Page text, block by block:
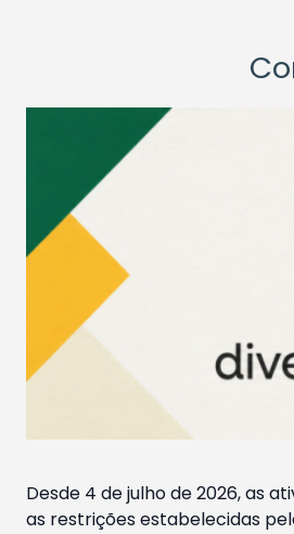
Desde 4 de julho de 2026, as
as restrições estabelecidas